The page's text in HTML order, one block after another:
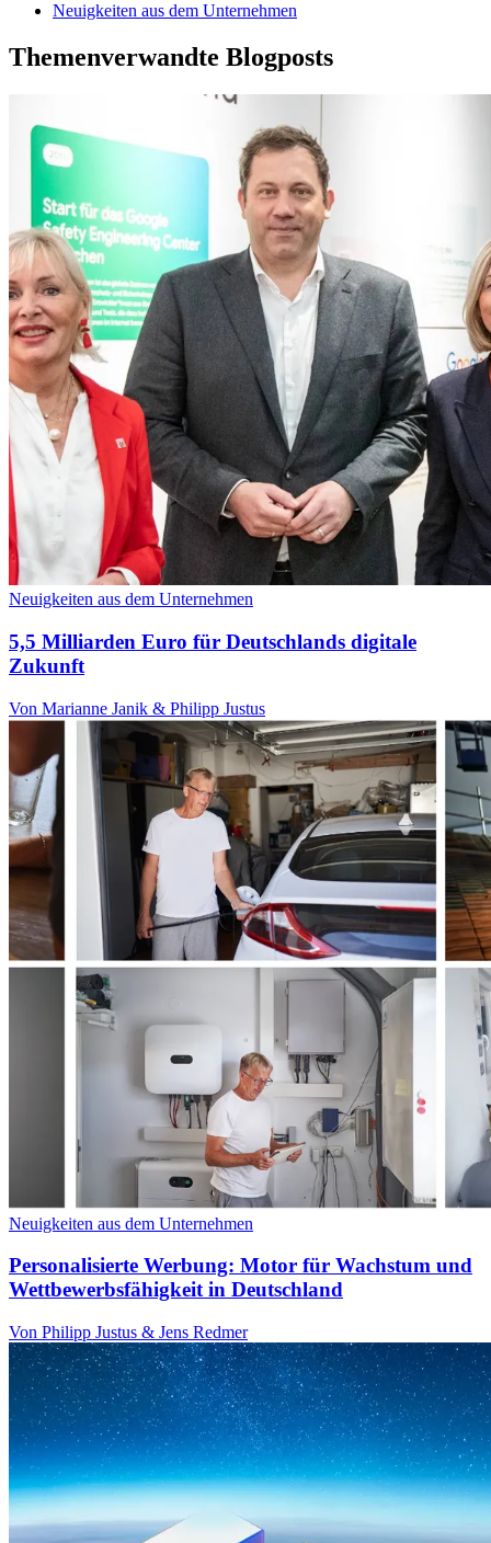
Neuigkeiten aus dem Unternehmen
Themenverwandte Blogposts
Neuigkeiten aus dem Unternehmen
5,5 Milliarden Euro für Deutschlands digitale
Zukunft
Von Marianne Janik & Philipp Justus
Neuigkeiten aus dem Unternehmen
Personalisierte Werbung: Motor für Wachstum und
Wettbewerbsfähigkeit in Deutschland
Von Philipp Justus & Jens Redmer